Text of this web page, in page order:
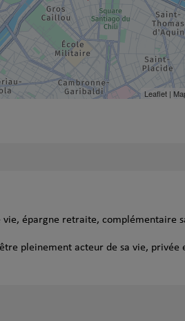
Leaflet|
vie, épargne retraite, complémentaire
pleinement acteur de sa vie, privée